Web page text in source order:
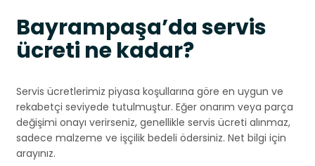
Bayrampaşa’da servis
ücreti ne kadar?
Servis ücretlerimiz piyasa koşullarına göre en uygun ve
rekabetçi seviyede tutulmuştur. Eğer onarım veya parça
değişimi onayı verirseniz, genellikle servis ücreti alınmaz,
sadece malzeme ve işçilik bedeli ödersiniz. Net bilgi için
arayınız.